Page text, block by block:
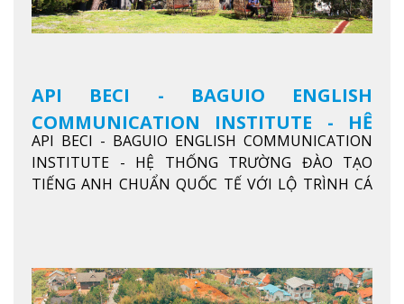
API BECI - BAGUIO ENGLISH
COMMUNICATION INSTITUTE - HỆ
THỐNG TRƯỜNG ĐÀO TẠO TIẾNG
ANH CHUẨN QUỐC TẾ
API BECI - BAGUIO ENGLISH COMMUNICATION
INSTITUTE - HỆ THỐNG TRƯỜNG ĐÀO TẠO
TIẾNG ANH CHUẨN QUỐC TẾ VỚI LỘ TRÌNH CÁ